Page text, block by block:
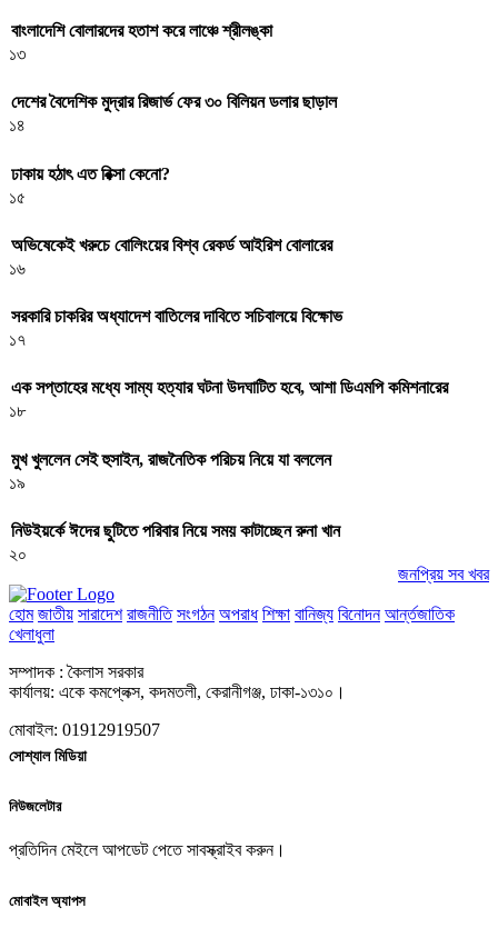
বাংলাদেশি বোলারদের হতাশ করে লাঞ্চে শ্রীলঙ্কা
১৩
দেশের বৈদেশিক মুদ্রার রিজার্ভ ফের ৩০ বিলিয়ন ডলার ছাড়াল
১৪
ঢাকায় হঠাৎ এত রিক্সা কেনো?
১৫
অভিষেকেই খরুচে বোলিংয়ের বিশ্ব রেকর্ড আইরিশ বোলারের
১৬
সরকারি চাকরির অধ্যাদেশ বাতিলের দাবিতে সচিবালয়ে বিক্ষোভ
১৭
এক সপ্তাহের মধ্যে সাম্য হত্যার ঘটনা উদঘাটিত হবে, আশা ডিএমপি কমিশনারের
১৮
মুখ খুললেন সেই হুসাইন, রাজনৈতিক পরিচয় নিয়ে যা বললেন
১৯
নিউইয়র্কে ঈদের ছুটিতে পরিবার নিয়ে সময় কাটাচ্ছেন রুনা খান
২০
জনপ্রিয় সব খবর
হোম জাতীয় সারাদেশ রাজনীতি সংগঠন অপরাধ শিক্ষা বানিজ্য বিনোদন আর্ন্তজাতিক
খেলাধুলা
সম্পাদক : কৈলাস সরকার
কার্যালয়: একে কমপ্লেক্স, কদমতলী, কেরানীগঞ্জ, ঢাকা-১৩১০।
মোবাইল: 01912919507
সোশ্যাল মিডিয়া
নিউজলেটার
প্রতিদিন মেইলে আপডেট পেতে সাবস্ক্রাইব করুন।
মোবাইল অ্যাপস